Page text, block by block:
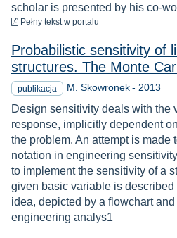
scholar is presented by his co-
Pełny tekstdo pobrania
w portalu
Probabilistic sensitivity of
structures. The Monte
publikacja M. Skowronek - Rok
2013
Design sensitivity deals with the
response, implicitly dependent
the problem. An attempt is made
notation in engineering
to implement the sensitivity of a
given basic variable is described
idea, depicted by a flowchart
engineering analys1